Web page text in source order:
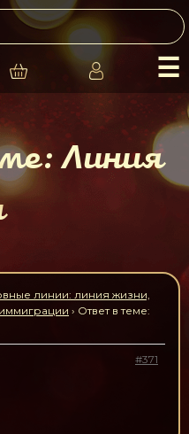
☰
Линия
линии: линия жизни,
› Ответ в теме:
#371